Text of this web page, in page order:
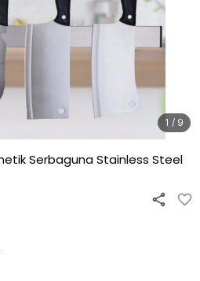
1 / 9
Serbaguna Stainless Steel